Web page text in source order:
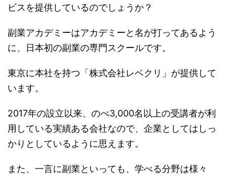
ビスを提供しているのでしょうか？
副業アカデミーはアカデミーと名が打ってあるよう
に、日本初の副業の専⾨スクールです。
東京に本社を持つ「株式会社レベクリ」が提供して
います。
2017年の設立以来、のべ3,000名以上の受講者が利
用している実績ある会社なので、企業としてはしっ
かりとしているように思えます。
また、一言に副業といっても、学べる分野は様々